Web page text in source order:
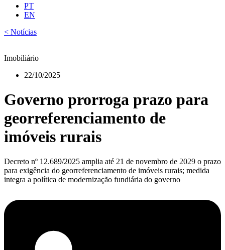
PT
EN
< Notícias
Imobiliário
22/10/2025
Governo prorroga prazo para
georreferenciamento de
imóveis rurais
Decreto nº 12.689/2025 amplia até 21 de novembro de 2029 o prazo
para exigência do georreferenciamento de imóveis rurais; medida
integra a política de modernização fundiária do governo